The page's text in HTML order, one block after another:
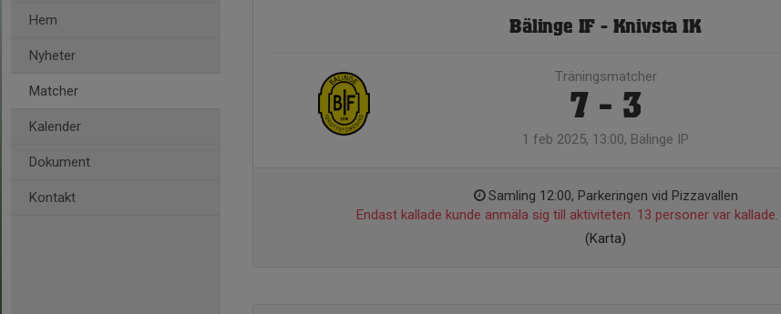
Hem
Nyheter
Matcher
Kalender
Dokument
Kontakt
Bälinge IF - Knivsta IK
Träningsmatcher
7 - 3
1 feb 2025, 13:00, Bälinge IP
Samling 12:00, Parkeringen vid Pizzavallen
Endast kallade kunde anmäla sig till aktiviteten. 13 personer var kallade.
(Karta)